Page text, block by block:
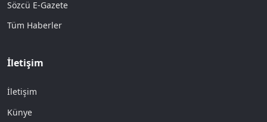
Sözcü E-Gazete
Tüm Haberler
İletişim
İletişim
Künye